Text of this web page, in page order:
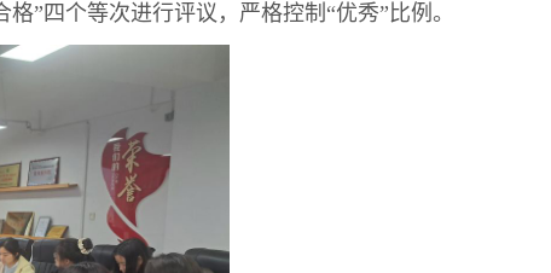
”四个等次进行评议，严格控制“优秀”比例。